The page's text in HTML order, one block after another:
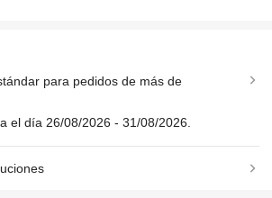
para pedidos de más de
el día 26/08/2026 - 31/08/2026.